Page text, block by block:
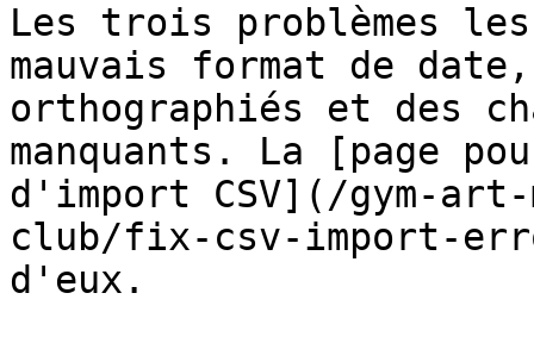
Les trois problèmes
mauvais format de
orthographiés et des
manquants. La [page
d'import CSV](/gym-
club/fix-csv-import-
d'eux.